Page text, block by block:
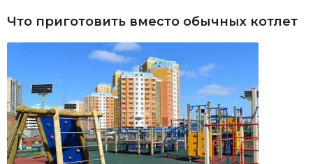
Что приготовить вместо обычных котлет